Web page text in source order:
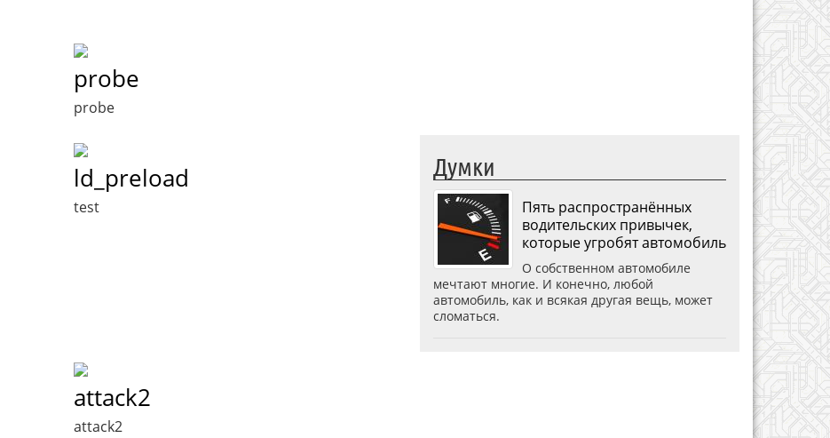
probe
probe
ld_preload
test
attack2
attack2
Думки
Пять распространённых
водительских привычек,
которые угробят автомобиль
О собственном автомобиле
мечтают многие. И конечно, любой
автомобиль, как и всякая другая вещь, может
сломаться.